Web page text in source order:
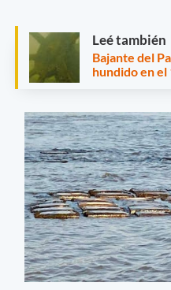
Leé también
Bajante del
hundido en el